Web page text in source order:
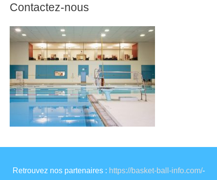
Contactez-nous
Retrouvez nos partenaires : https://basket-ball-info.com/-